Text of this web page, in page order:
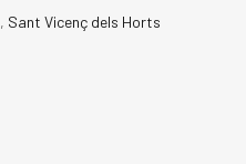
, Sant Vicenç dels Horts